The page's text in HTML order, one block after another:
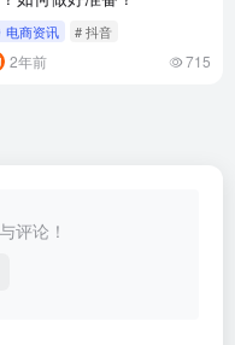
电商资讯 # 抖音
2年前 715
评论！